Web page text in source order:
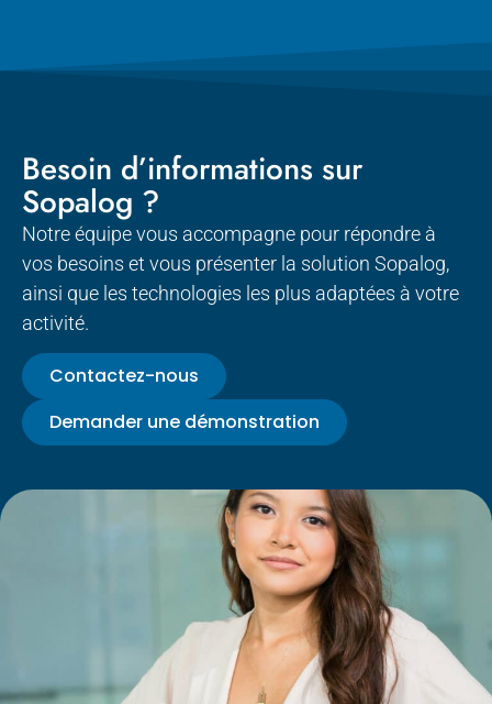
Besoin d’informations sur
Sopalog ?
Notre équipe vous accompagne pour répondre à
vos besoins et vous présenter la solution Sopalog,
ainsi que les technologies les plus adaptées à votre
activité.
Contactez-nous
Demander une démonstration